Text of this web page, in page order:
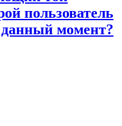
пользователь
данный момент?